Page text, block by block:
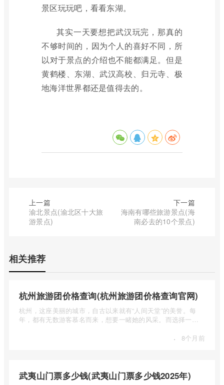
景区玩玩吧，看看东湖。
其实一天要想把武汉玩完，那真的
不够时间的，因为个人的喜好不同，所
以对于景点的介绍也不能都满足。但是
黄鹤楼、东湖、武汉高校、归元寺、极
地海洋世界都还是值得去的。
上一篇
渝北景点(渝北区十大旅
游景点)
下一篇
海南有哪些旅游景点(海
南必去的10个景点)
相关推荐
杭州旅游团价格查询(杭州旅游团价格查询官网)
杭州，这座美丽的城市，自古以来就有“人间天堂”的美誉。每
年，都有无数游客慕名而来，想要一睹她的风采。而选择一个
· 8个月前
武夷山门票多少钱(武夷山门票多少钱2025年)